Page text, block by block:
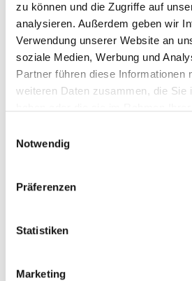
zu können und die Zugriffe auf
analysieren. Außerdem geben wir
Verwendung unserer Website an
soziale Medien, Werbung und
Partner führen diese Informationen
weiteren Daten zusammen, die Sie
Notwendig
Präferenzen
Statistiken
Marketing